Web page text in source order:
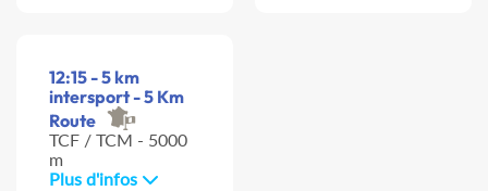
12:15 - 5 km
intersport - 5 Km
Route
TCF / TCM - 5000
m
Plus d'infos